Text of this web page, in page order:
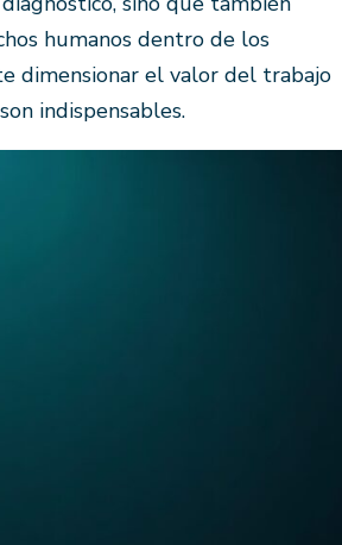
humanos dentro de los
dimensionar el valor del trabajo
indispensables.